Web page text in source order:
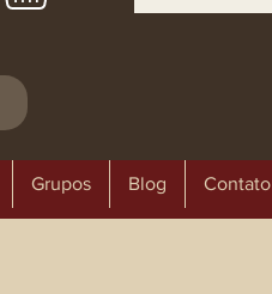
Grupos Blog Contato